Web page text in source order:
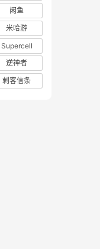
闲鱼
米哈游
Supercell
逆神者
刺客信条